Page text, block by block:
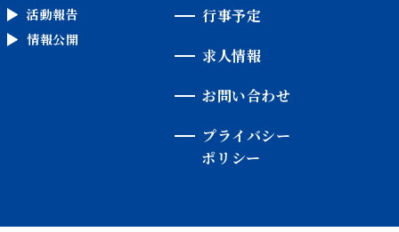
活動報告
情報公開
行事予定
求人情報
お問い合わせ
プライバシー
ポリシー